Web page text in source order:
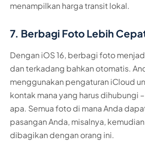
menampilkan harga transit lokal.
7. Berbagi Foto Lebih
Dengan iOS 16, berbagi foto
dan terkadang bahkan otomatis.
menggunakan pengaturan iCloud
kontak mana yang harus dihubungi
apa. Semua foto di mana Anda
pasangan Anda, misalnya,
dibagikan dengan orang ini.